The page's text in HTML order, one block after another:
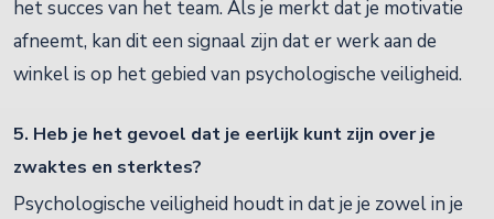
het succes van het team. Als je merkt dat je motivatie
afneemt, kan dit een signaal zijn dat er werk aan de
winkel is op het gebied van psychologische veiligheid.
5. Heb je het gevoel dat je eerlijk kunt zijn over je
zwaktes en sterktes?
Psychologische veiligheid houdt in dat je je zowel in je